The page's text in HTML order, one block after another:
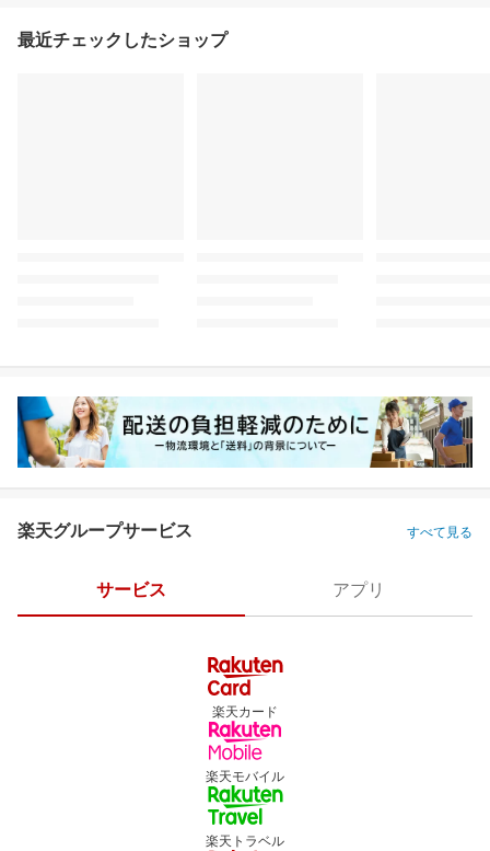
最近チェックしたショップ
楽天グループサービス すべて見る
サービス アプリ
楽天カード
楽天モバイル
楽天トラベル